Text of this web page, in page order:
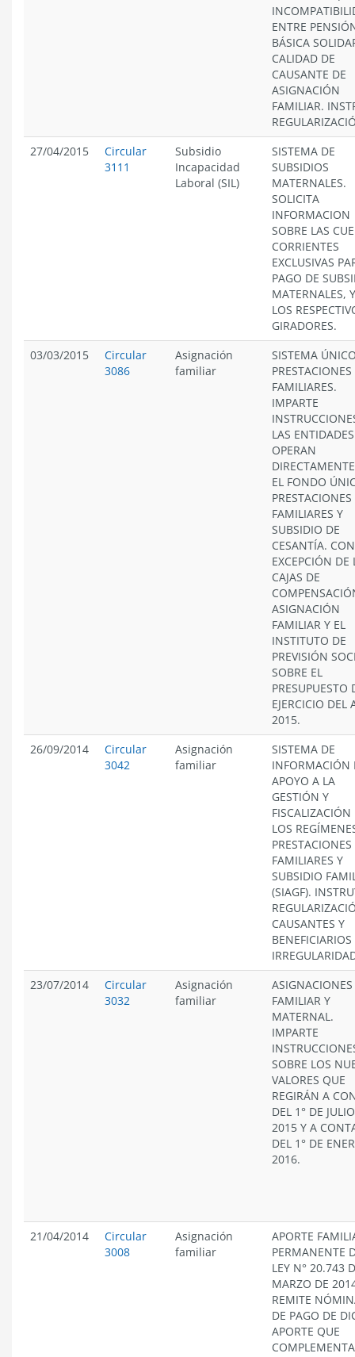
ENTRE
BÁSICA
CALIDAD DE
CAUSANTE DE
ASIGNACIÓN
FAMILIAR.
27/04/2015
Circular
3111
Subsidio
Incapacidad
Laboral (SIL)
SISTEMA DE
SUBSIDIOS
MATERNALES.
SOLICITA
INFORMACION
SOBRE LAS
CORRIENTES
EXCLUSIVAS
PAGO DE
MATERNALES,
LOS
GIRADORES.
03/03/2015
Circular
3086
Asignación
familiar
SISTEMA
PRESTACIONES
FAMILIARES.
IMPARTE
LAS
OPERAN
EL FONDO
PRESTACIONES
FAMILIARES Y
SUBSIDIO DE
CESANTÍA. CON
EXCEPCIÓN DE
CAJAS DE
ASIGNACIÓN
FAMILIAR Y EL
INSTITUTO DE
PREVISIÓN
SOBRE EL
PRESUPUESTO
EJERCICIO DEL
2015.
26/09/2014
Circular
3042
Asignación
familiar
SISTEMA DE
INFORMACIÓN
APOYO A LA
GESTIÓN Y
FISCALIZACIÓN
LOS
PRESTACIONES
FAMILIARES Y
SUBSIDIO
(SIAGF).
CAUSANTES Y
23/07/2014
Circular
3032
Asignación
familiar
ASIGNACIONES
FAMILIAR Y
MATERNAL.
IMPARTE
SOBRE LOS
VALORES QUE
REGIRÁN A
DEL 1° DE
2015 Y A
DEL 1° DE
2016.
21/04/2014
Circular
3008
Asignación
familiar
APORTE
PERMANENTE
LEY N° 20.743
MARZO DE
REMITE
DE PAGO DE
APORTE QUE